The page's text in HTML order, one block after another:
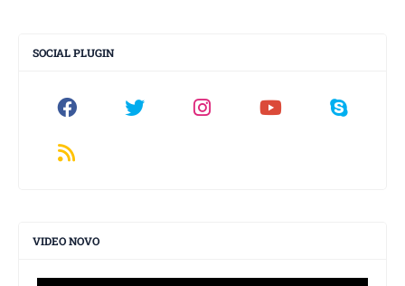
SOCIAL PLUGIN
VIDEO NOVO